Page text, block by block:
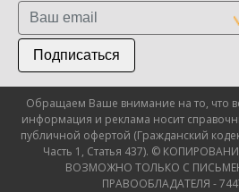
Подписаться
Обращаем Ваше внимание на то, что
информация и реклама носит
публичной офертой (Гражданский
Часть 1, Статья 437). ©
ВОЗМОЖНО ТОЛЬКО С
ПРАВООБЛАДАТЕЛЯ -